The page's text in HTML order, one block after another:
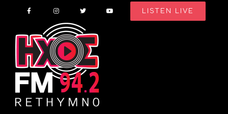
content
LISTEN LIVE